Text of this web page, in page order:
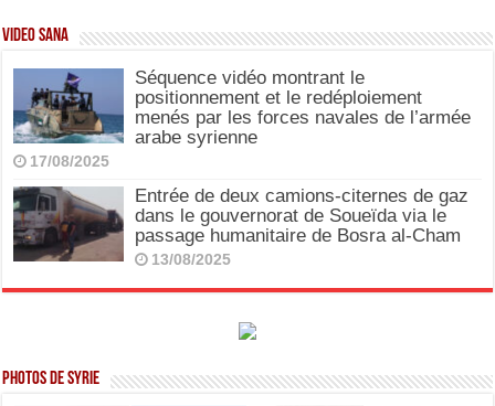
Video SANA
Séquence vidéo montrant le
positionnement et le redéploiement
menés par les forces navales de l’armée
arabe syrienne
17/08/2025
Entrée de deux camions-citernes de gaz
dans le gouvernorat de Soueïda via le
passage humanitaire de Bosra al-Cham
13/08/2025
Photos de Syrie